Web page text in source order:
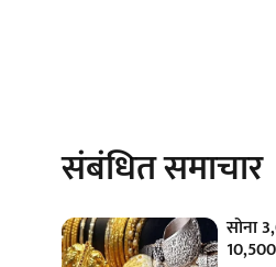
संबंधित समाचार
सोना